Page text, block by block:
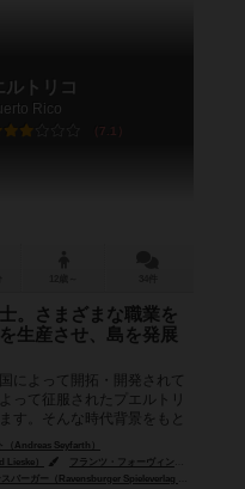
ラニオ・クリエーションズ（Cranio Creations）
ルトリコ
Rico
7.1
。さまざまな職業を
生産させ、島を発展
によって開拓・開発されて
って征服されたプエルトリ
す。そんな時代背景をもと
って財産や名声...
（Andreas Seyfarth）
Lieske）
フランツ・フォーヴィンケル（Franz Vohwinkel）
バーガー（Ravensburger Spieleverlag GmbH）